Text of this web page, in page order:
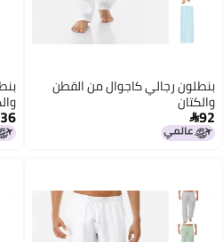
بنطلون رجالي كاجوال من القطن
والكتان
92
36